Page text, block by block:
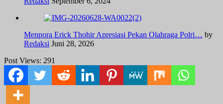
Menpora Erick Thohir Apresiasi Pekan Olahraga Polri… by
Redaksi Juni 28, 2026
Post Views: 291